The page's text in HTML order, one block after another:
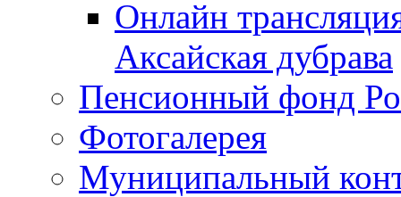
Онлайн
Аксайская дубрава
Пенсионный фонд
Фотогалерея
Муниципальный